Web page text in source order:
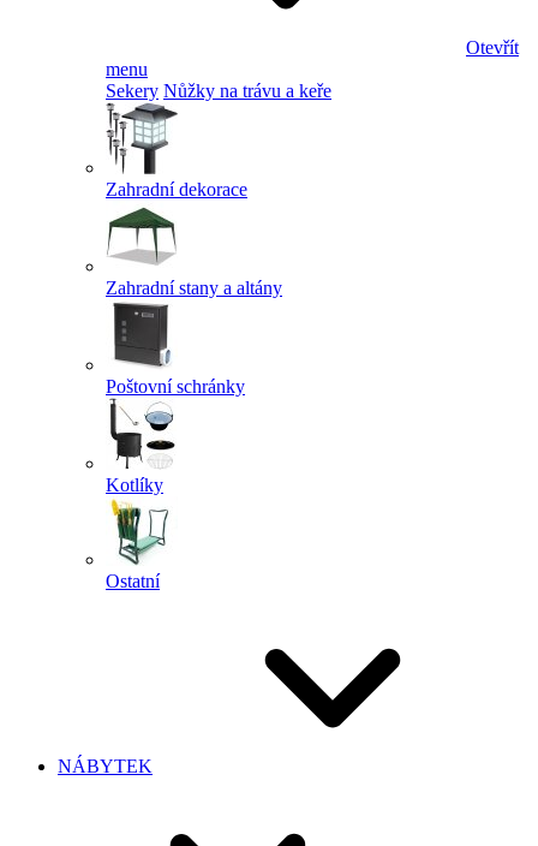
Otevřít
menu
Sekery Nůžky na trávu a keře
Zahradní dekorace
Zahradní stany a altány
Poštovní schránky
Kotlíky
Ostatní
NÁBYTEK